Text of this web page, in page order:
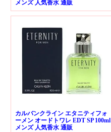
メンズ 人気香水 通販
カルバンクライン エタニティフォ
ーメン オードトワレ EDT SP 100ml
メンズ 人気香水 通販